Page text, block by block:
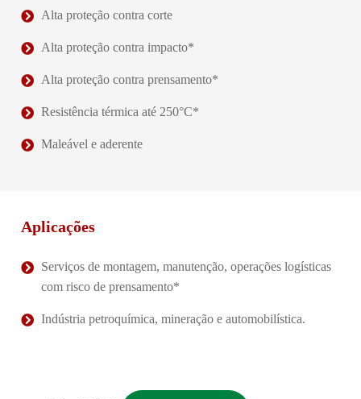
Alta proteção contra corte
Alta proteção contra impacto*
Alta proteção contra prensamento*
Resistência térmica até 250°C*
Maleável e aderente
Aplicações
Serviços de montagem, manutenção, operações logísticas
com risco de prensamento*
Indústria petroquímica, mineração e automobilística.